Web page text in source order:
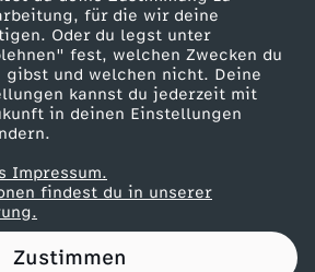
für die wir deine
Oder du legst unter
fest, welchen Zwecken du
gibst und welchen nicht. Deine
kannst du jederzeit mit
in deinen Einstellungen
Impressum.
findest du in unserer
Zustimmen